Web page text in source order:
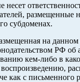
несет
размещенные
субдоменах.
на данном
РФ об
кем-либо в
как с письменного